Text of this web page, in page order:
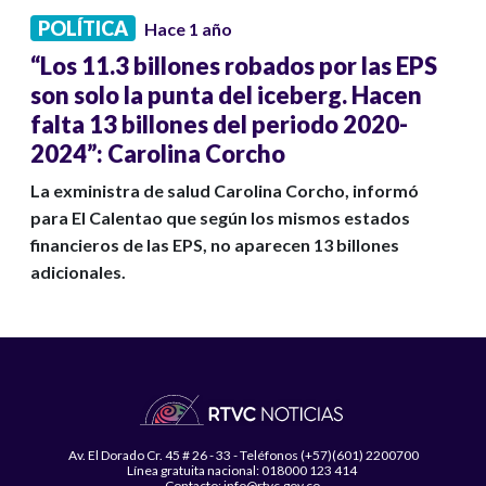
POLÍTICA Hace 1 año
“Los 11.3 billones robados por las EPS
son solo la punta del iceberg. Hacen
falta 13 billones del periodo 2020-
2024”: Carolina Corcho
La exministra de salud Carolina Corcho, informó
para El Calentao que según los mismos estados
financieros de las EPS, no aparecen 13 billones
adicionales.
Av. El Dorado Cr. 45 # 26 - 33 - Teléfonos (+57)(601) 2200700
Línea gratuita nacional: 018000 123 414